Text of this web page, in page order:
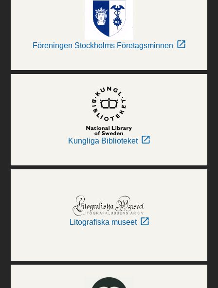
Föreningen Stockholms Företagsminnen
Kungliga Biblioteket
Litografiska museet